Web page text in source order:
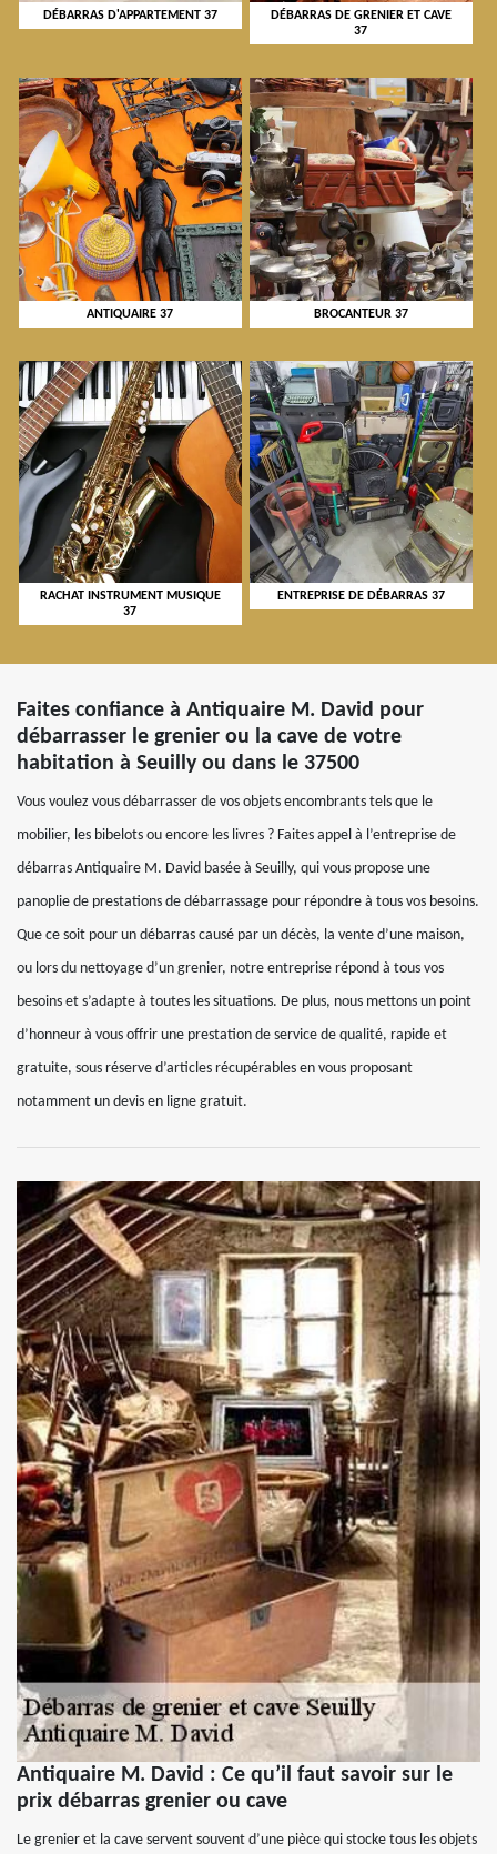
DÉBARRAS D'APPARTEMENT 37
DÉBARRAS DE GRENIER ET CAVE
37
ANTIQUAIRE 37 BROCANTEUR 37
RACHAT INSTRUMENT MUSIQUE
37
ENTREPRISE DE DÉBARRAS 37
Faites confiance à Antiquaire M. David pour
débarrasser le grenier ou la cave de votre
habitation à Seuilly ou dans le 37500
Vous voulez vous débarrasser de vos objets encombrants tels que le
mobilier, les bibelots ou encore les livres ? Faites appel à l’entreprise de
débarras Antiquaire M. David basée à Seuilly, qui vous propose une
panoplie de prestations de débarrassage pour répondre à tous vos besoins.
Que ce soit pour un débarras causé par un décès, la vente d’une maison,
ou lors du nettoyage d’un grenier, notre entreprise répond à tous vos
besoins et s’adapte à toutes les situations. De plus, nous mettons un point
d’honneur à vous offrir une prestation de service de qualité, rapide et
gratuite, sous réserve d’articles récupérables en vous proposant
notamment un devis en ligne gratuit.
Antiquaire M. David : Ce qu’il faut savoir sur le
prix débarras grenier ou cave
Le grenier et la cave servent souvent d’une pièce qui stocke tous les objets